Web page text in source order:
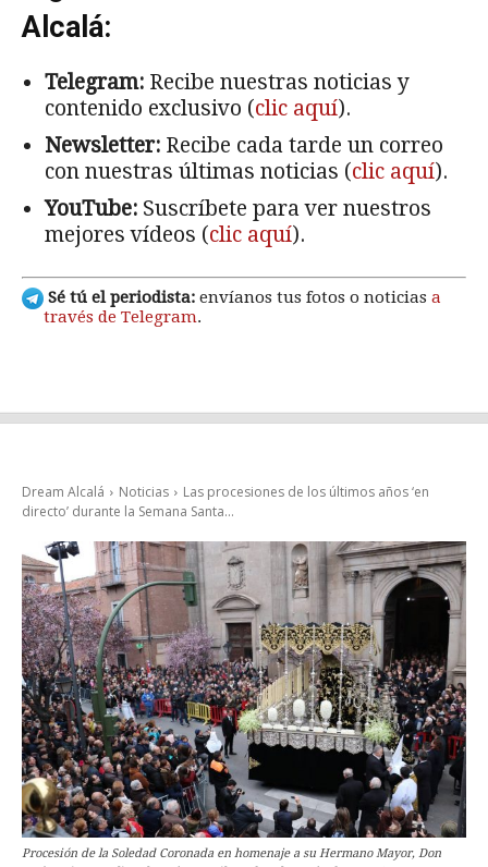
Alcalá:
Telegram: Recibe nuestras noticias y
contenido exclusivo (clic aquí).
Newsletter: Recibe cada tarde un correo
con nuestras últimas noticias (clic aquí).
YouTube: Suscríbete para ver nuestros
mejores vídeos (clic aquí).
Sé tú el periodista: envíanos tus fotos o noticias a
través de Telegram.